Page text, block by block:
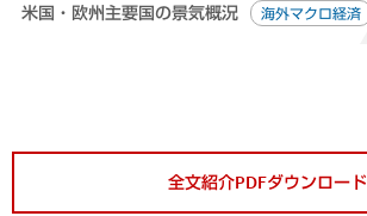
米国・欧州主要国の景気概況 海外マクロ経済
全文紹介PDFダウンロード